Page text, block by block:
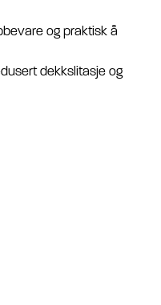
og praktisk å
dekkslitasje og